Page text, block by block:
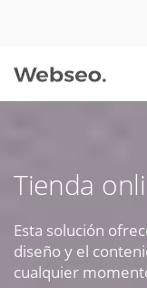
Tienda
Esta solución
diseño y el
cualquier